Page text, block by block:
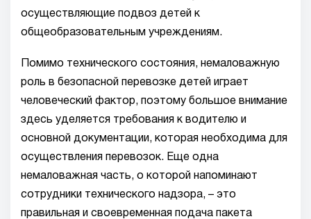
осуществляющие подвоз детей к
общеобразовательным учреждениям.
Помимо технического состояния, немаловажную
роль в безопасной перевозке детей играет
человеческий фактор, поэтому большое внимание
здесь уделяется требования к водителю и
основной документации, которая необходима для
осуществления перевозок. Еще одна
немаловажная часть, о которой напоминают
сотрудники технического надзора, – это
правильная и своевременная подача пакета